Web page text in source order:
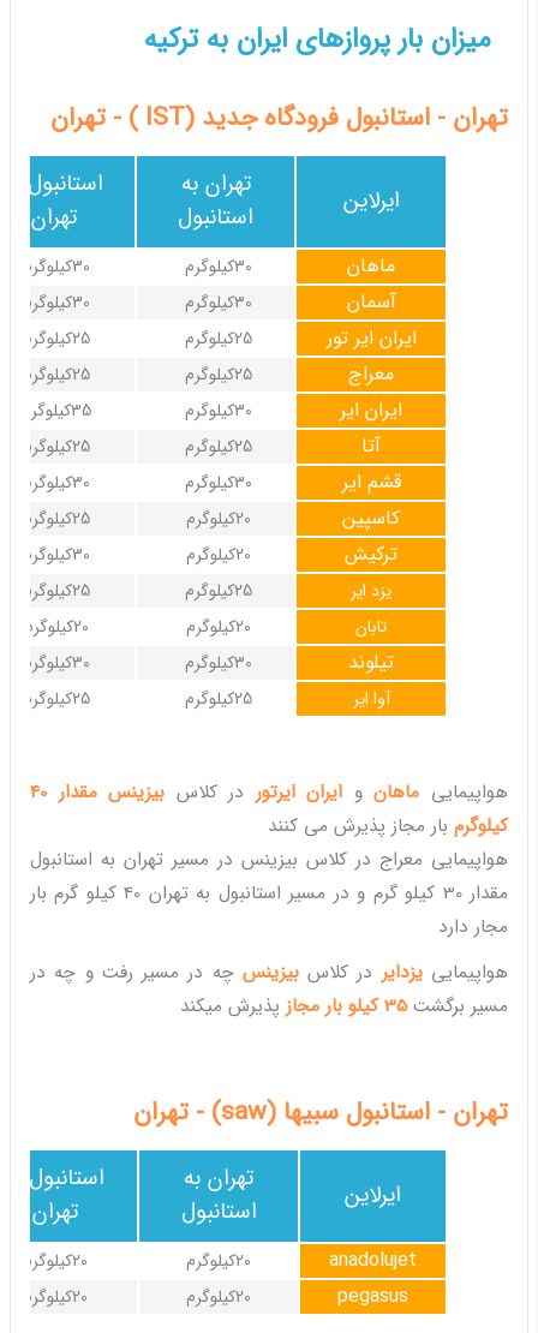
میزان بار پروازهای ایران به ترکیه
تهران - استانبول فرودگاه جدید (IST ) - تهران
استانبول به
تهران
تهران به
استانبول
ایرلاین
30کیلوگرم 30کیلوگرم ماهان
30کیلوگرم 30کیلوگرم آسمان
25کیلوگرم 25کیلوگرم ایران ایر تور
25کیلوگرم 25کیلوگرم معراج
35کیلوگرم 30کیلوگرم ایران ایر
25کیلوگرم 25کیلوگرم آتا
30کیلوگرم 30کیلوگرم قشم ایر
25کیلوگرم 20کیلوگرم کاسپین
30کیلوگرم 20کیلوگرم ترکیش
25کیلوگرم 25کیلوگرم
یزد ایر
20کیلوگرم
20کیلوگرم
تابان
30کیلوگرم
30کیلوگرم تیلوند
25کیلوگرم 25کیلوگرم آوا ایر
هواپیمایی ماهانو ایران ایرتوردر کلاس
بیزینس مقدار 40
کیلوگرم بار مجاز پذیرش می کنند
هواپیمایی معراج در کلاس بیزینس در مسیر تهران به استانبول
مقدار 30 کیلو گرم و در مسیر استانبول به تهران 40 کیلو گرم بار
مجار دارد
هواپیمایییزدایر در کلاسبیزینس چه در مسیر رفت و چه در
مسیر برگشت35 کیلو بار مجاز پذیرش میکند
تهران - استانبول سبیها (saw) - تهران
استانبول به
تهران
تهران به
استانبول
ایرلاین
20کیلوگرم 20کیلوگرم anadolujet
20کیلوگرم 20کیلوگرم pegasus